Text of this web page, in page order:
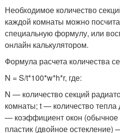
Необходимое количество
каждой комнаты можно
специальную формулу, или
онлайн калькулятором.
Формула расчета количества
N = S/t*100*w*h*r, где:
N — количество секций
комнаты; t — количество
— коэффициент окон (обычное
пластик (двойное